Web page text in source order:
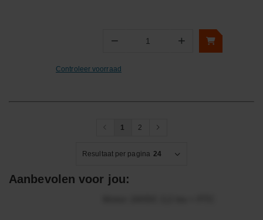
− Aantal +
Controleer voorraad
1 2
Resultaat per pagina 24
Aanbevolen voor jou: